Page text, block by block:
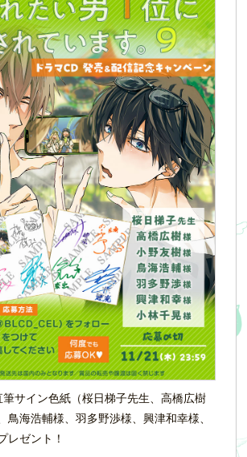
サイン色紙（桜日梯子先生、高橋広樹
鳥海浩輔様、羽多野渉様、興津和幸様、
レゼント！